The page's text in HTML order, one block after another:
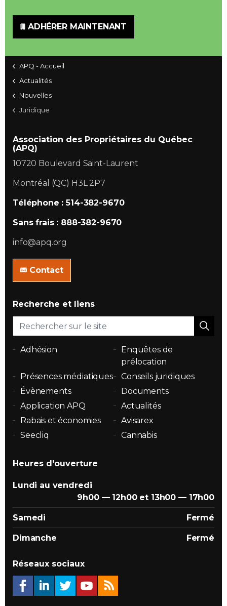
ADHÉRER MAINTENANT
APQ - Accueil
Actualités
Nouvelles
Juridique
Association des Propriétaires du Québec
(APQ)
10720 Boulevard Saint-Laurent
Montréal (QC) H3L 2P7
Téléphone : 514-382-9670
Sans frais : 888-382-9670
info@apq.org
Contact
Recherche et liens
Adhésion
Enquêtes de
prélocation
Présences médiatiques
Conseils juridiques
Évènements
Documents
Application APQ
Actualités
Rabais et économies
Avisarex
Seecliq
Cannabis
Heures d'ouverture
Lundi au vendredi
9h00 — 12h00 et 13h00 — 17h00
Samedi Fermé
Dimanche Fermé
Réseaux sociaux